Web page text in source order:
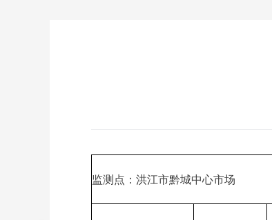
监测点：洪江市黔城中心市场